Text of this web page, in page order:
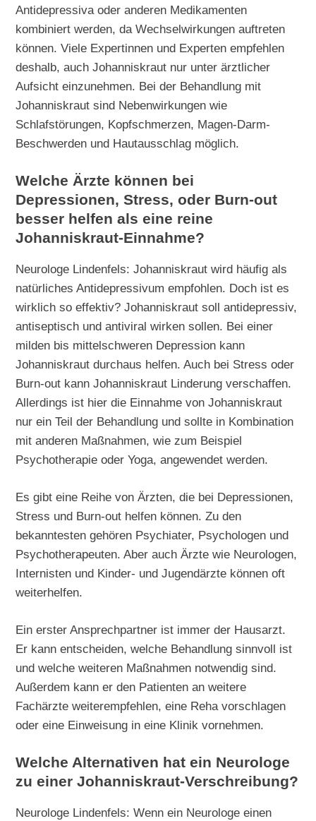
Antidepressiva oder anderen Medikamenten
kombiniert werden, da Wechselwirkungen auftreten
können. Viele Expertinnen und Experten empfehlen
deshalb, auch Johanniskraut nur unter ärztlicher
Aufsicht einzunehmen. Bei der Behandlung mit
Johanniskraut sind Nebenwirkungen wie
Schlafstörungen, Kopfschmerzen, Magen-Darm-
Beschwerden und Hautausschlag möglich.
Welche Ärzte können bei
Depressionen, Stress, oder Burn-out
besser helfen als eine reine
Johanniskraut-Einnahme?
Neurologe Lindenfels: Johanniskraut wird häufig als
natürliches Antidepressivum empfohlen. Doch ist es
wirklich so effektiv? Johanniskraut soll antidepressiv,
antiseptisch und antiviral wirken sollen. Bei einer
milden bis mittelschweren Depression kann
Johanniskraut durchaus helfen. Auch bei Stress oder
Burn-out kann Johanniskraut Linderung verschaffen.
Allerdings ist hier die Einnahme von Johanniskraut
nur ein Teil der Behandlung und sollte in Kombination
mit anderen Maßnahmen, wie zum Beispiel
Psychotherapie oder Yoga, angewendet werden.
Es gibt eine Reihe von Ärzten, die bei Depressionen,
Stress und Burn-out helfen können. Zu den
bekanntesten gehören Psychiater, Psychologen und
Psychotherapeuten. Aber auch Ärzte wie Neurologen,
Internisten und Kinder- und Jugendärzte können oft
weiterhelfen.
Ein erster Ansprechpartner ist immer der Hausarzt.
Er kann entscheiden, welche Behandlung sinnvoll ist
und welche weiteren Maßnahmen notwendig sind.
Außerdem kann er den Patienten an weitere
Fachärzte weiterempfehlen, eine Reha vorschlagen
oder eine Einweisung in eine Klinik vornehmen.
Welche Alternativen hat ein Neurologe
zu einer Johanniskraut-Verschreibung?
Neurologe Lindenfels: Wenn ein Neurologe einen